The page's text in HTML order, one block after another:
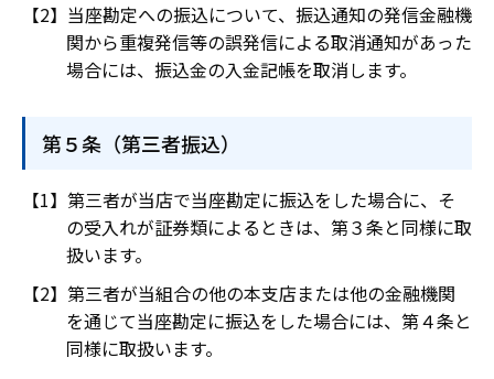
当座勘定への振込について、振込通知の発信金融機
関から重複発信等の誤発信による取消通知があった
場合には、振込金の入金記帳を取消します。
第５条（第三者振込）
第三者が当店で当座勘定に振込をした場合に、そ
の受入れが証券類によるときは、第３条と同様に取
扱います。
第三者が当組合の他の本支店または他の金融機関
を通じて当座勘定に振込をした場合には、第４条と
同様に取扱います。